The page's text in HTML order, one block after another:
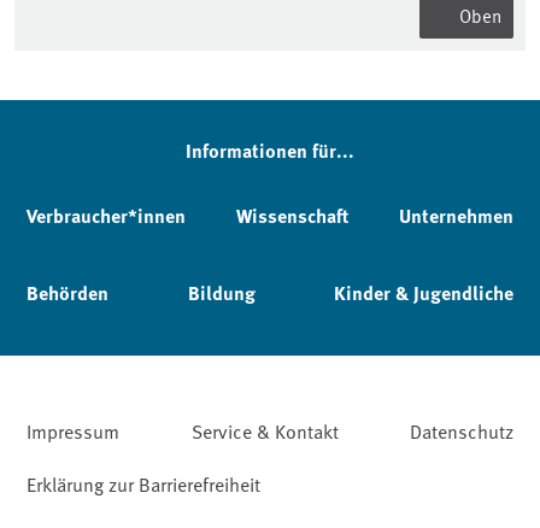
Oben
Informationen für...
Verbraucher*innen Wissenschaft Unternehmen
Behörden Bildung Kinder & Jugendliche
Impressum Service & Kontakt
Datenschutz
Erklärung zur Barrierefreiheit